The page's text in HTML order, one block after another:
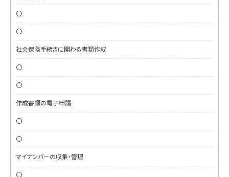
〇
〇
社会保険手続きに関わる書類作成
〇
〇
作成書類の電子申請
〇
〇
マイナンバーの収集・管理
〇